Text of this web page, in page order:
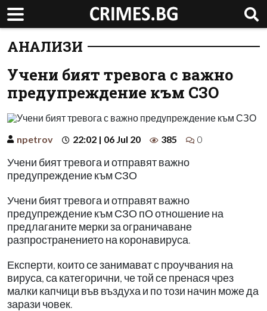
АНАЛИЗИ
Учени бият тревога с важно
предупреждение към СЗО
npetrov 22:02 | 06 Jul 20 385 0
Учени бият тревога и отправят важно
предупреждение към СЗО
Учени бият тревога и отправят важно
предупреждение към СЗО пО отношение на
предлаганите мерки за ограничаване
разпространението на коронавируса.
Експерти, които се занимават с проучвания на
вируса, са категорични, че той се пренася чрез
малки капчици във въздуха и по този начин може да
зарази човек.